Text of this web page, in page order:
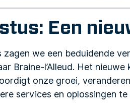
Een
zagen we een beduidende
Braine-l’Alleud. Het
onze groei,
services en oplossingen te